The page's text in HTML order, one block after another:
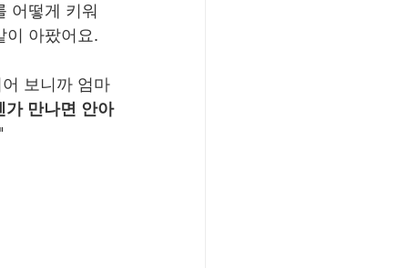
어떻게 키워
이 아팠어요.
보니까 엄마
가 만나면 안아